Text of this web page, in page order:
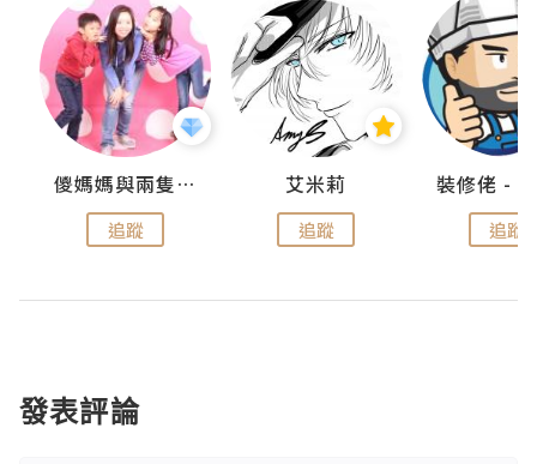
儍媽媽與兩隻小魔怪之家
追蹤
艾米莉
追蹤 追蹤
發表評論